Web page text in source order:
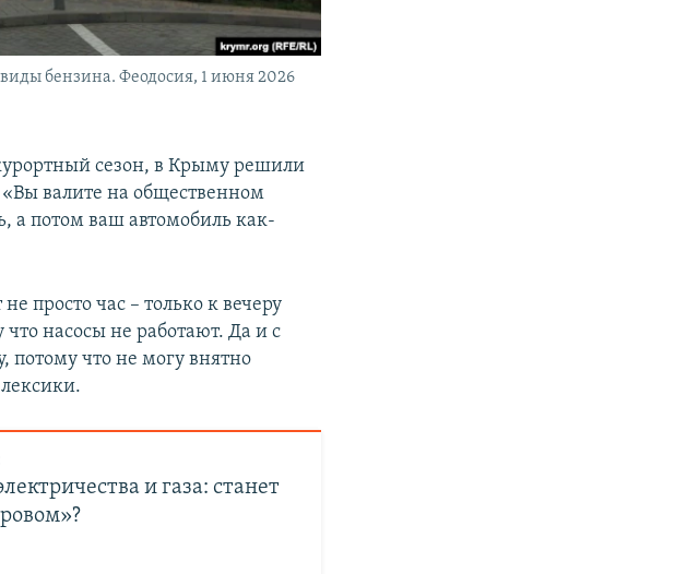
бензина. Феодосия, 1 июня 2026
сезон, в Крыму решили
валите на общественном
а потом ваш автомобиль как-
просто час – только к вечеру
насосы не работают. Да и с
потому что не могу внятно
и газа: станет